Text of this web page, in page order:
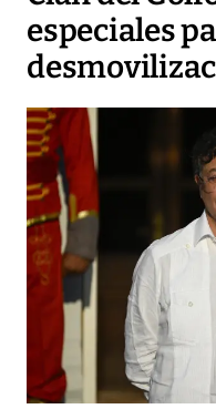
especiales